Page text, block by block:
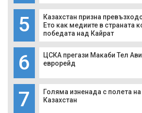
5
Казахстан призна
Ето как медиите в страната
победата над Кайрат
6
ЦСКА прегази Макаби Тел
еврорейд
7
Голяма изненада с полета
Казахстан